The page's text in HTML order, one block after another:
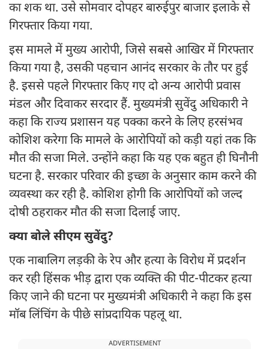
का शक था. उसे सोमवार दोपहर बारुईपुर बाजार इलाके से
गिरफ्तार किया गया.
इस मामले में मुख्य आरोपी, जिसे सबसे आखिर में गिरफ्तार
किया गया है, उसकी पहचान आनंद सरकार के तौर पर हुई
है. इससे पहले गिरफ्तार किए गए दो अन्य आरोपी प्रवास
मंडल और दिवाकर सरदार हैं. मुख्यमंत्री सुवेंदु अधिकारी ने
कहा कि राज्य प्रशासन यह पक्का करने के लिए हरसंभव
कोशिश करेगा कि मामले के आरोपियों को कड़ी यहां तक कि
मौत की सजा मिले. उन्होंने कहा कि यह एक बहुत ही घिनौनी
घटना है. सरकार परिवार की इच्छा के अनुसार काम करने की
व्यवस्था कर रही है. कोशिश होगी कि आरोपियों को जल्द
दोषी ठहराकर मौत की सजा दिलाई जाए.
क्या बोले सीएम सुवेंदु?
एक नाबालिग लड़की के रेप और हत्या के विरोध में प्रदर्शन
कर रही हिंसक भीड़ द्वारा एक व्यक्ति की पीट-पीटकर हत्या
किए जाने की घटना पर मुख्यमंत्री अधिकारी ने कहा कि इस
मॉब लिंचिंग के पीछे सांप्रदायिक पहलू था.
ADVERTISEMENT